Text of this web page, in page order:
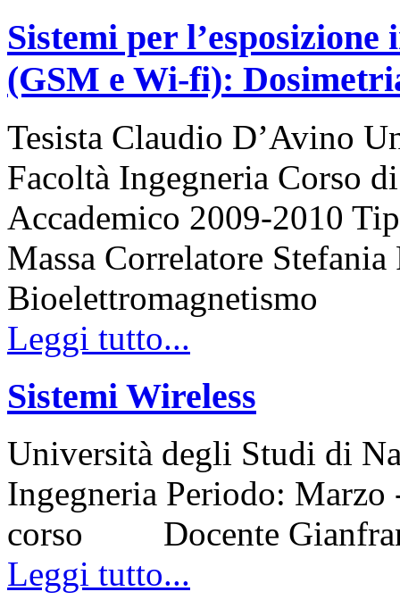
Sistemi per
(GSM e Wi-fi):
Tesista Claudio D’Avino
Facoltà Ingegneria Corso
Accademico 2009-2010
Massa Correlatore
Bioelettromagnetismo
Leggi tutto...
Sistemi Wireless
Università degli Studi di
Ingegneria Periodo:
corso Docente
Leggi tutto...